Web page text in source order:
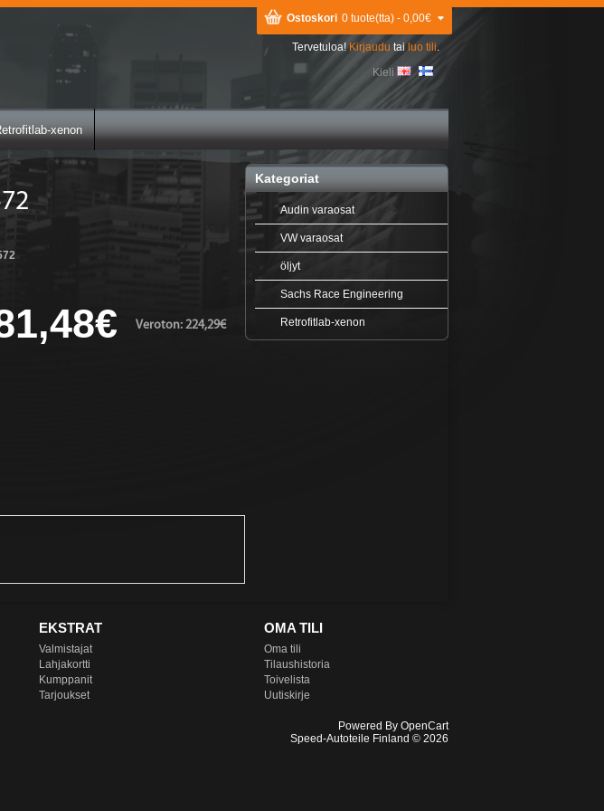
Ostoskori 0 tuote(tta) - 0,00€
Tervetuloa!Kirjaudu tai luo tili.
Kieli
xenon
Kategoriat
Audin varaosat
VW varaosat
öljyt
Sachs Race Engineering
Retrofitlab-xenon
Veroton: 224,29€
EKSTRAT
Valmistajat
Lahjakortti
Kumppanit
Tarjoukset
OMA TILI
Oma tili
Tilaushistoria
Toivelista
Uutiskirje
Powered By OpenCart
Speed-Autoteile Finland © 2026